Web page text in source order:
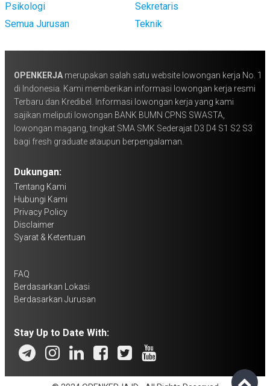
Psikologi
Sekretaris
Semua Jurusan
Teknik
OPENKERJA merupakan salah satu website lowongan kerja No. 1
di Indonesia. Kami memberikan informasi lowongan kerja resmi
Terbaru dan Kredibel. Informasi lowongan kerja yang kami
sajikan meliputi lowongan BANK BUMN CPNS SWASTA,
lowongan magang, tingkat SMA SMK Sederajat D3 D4 S1 S2 S3
bagi fresh graduate ataupun berpengalaman.
Dukungan:
Tentang Kami
Hubungi Kami
Privacy Policy
Disclaimer
Syarat & Ketentuan
FAQ
Berdasarkan Lokasi
Berdasarkan Jurusan
Stay Up to Date With: